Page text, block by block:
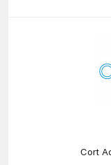
Cort